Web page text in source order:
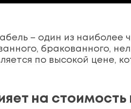
– один из
бракованного,
по высокой цене,
на